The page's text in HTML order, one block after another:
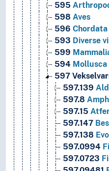
595
598 Aves
596 Chordata
593 Diverse
599
594
597
597.139
597.8
597.15
597.147
597.138
597.0994
597.0723